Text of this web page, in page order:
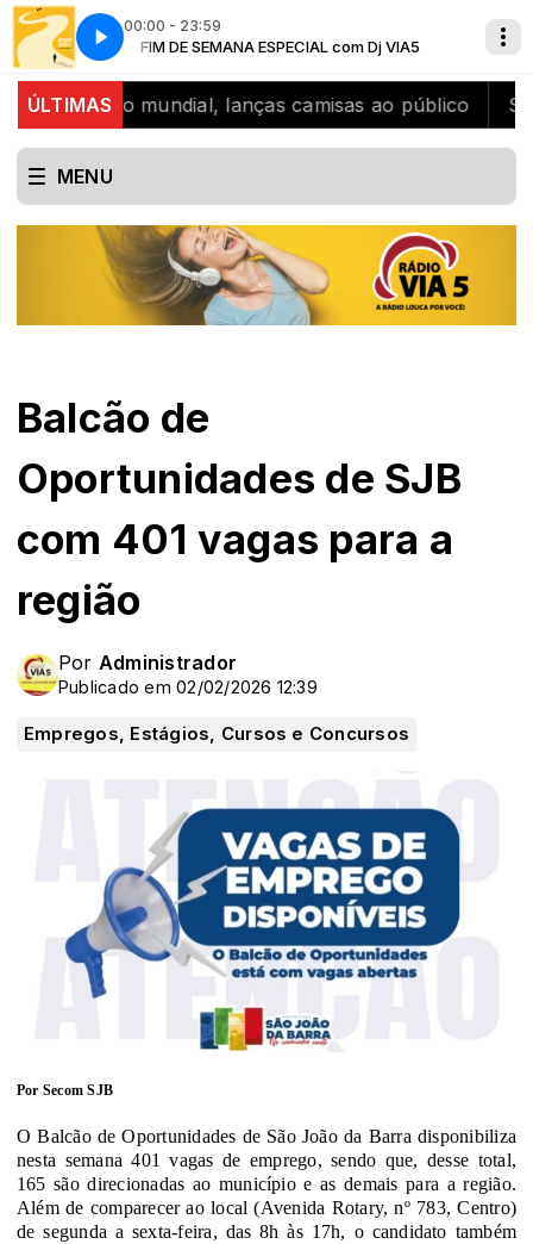
00:00 - 23:59
VIA5 FIM DE SEMANA ESPECIAL com Dj VIA5
Bruno Mars - Just the Way You Are
ÚLTIMASmundial, lanças camisas ao público SJB
MENU
Balcão de
Oportunidades de SJB
com 401 vagas para a
região
Por Administrador
Publicado em 02/02/2026 12:39
Empregos, Estágios, Cursos e Concursos
Por Secom SJB
O Balcão de Oportunidades de São João da Barra disponibiliza
nesta semana 401 vagas de emprego, sendo que, desse total,
165 são direcionadas ao município e as demais para a região.
Além de comparecer ao local (Avenida Rotary, nº 783, Centro)
de segunda a sexta-feira, das 8h às 17h, o candidato também